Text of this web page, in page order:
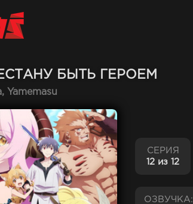
БЫТЬ ГЕРОЕМ
Yamemasu
СЕРИЯ
12 из 12
ОЗВУЧКА: